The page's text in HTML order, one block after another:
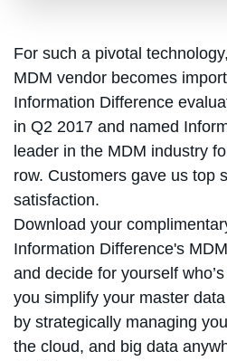
For such a pivotal
MDM vendor becomes
Information Difference
in Q2 2017 and named
leader in the MDM industry
row. Customers gave us top
satisfaction.
Download your
Information Difference's
and decide for yourself
you simplify your master
by strategically managing
the cloud, and big data